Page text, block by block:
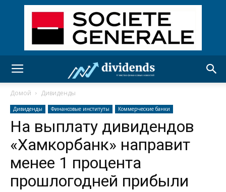
Домой Дивиденды
Дивиденды Финансовые институты Коммерческие банки
На выплату дивидендов
«Хамкорбанк» направит
менее 1 процента
прошлогодней прибыли